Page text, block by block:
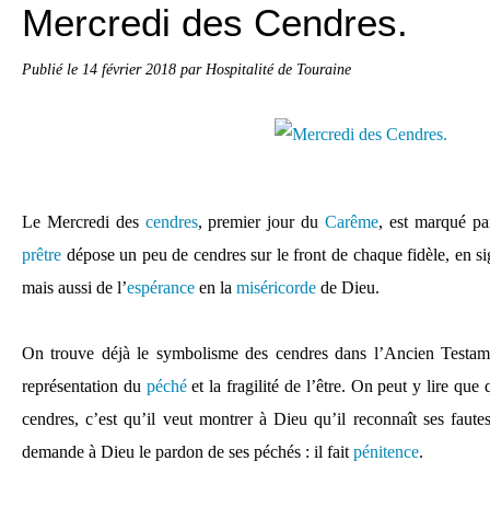
Mercredi des Cendres.
Publié le 14 février 2018 par Hospitalité de Touraine
Le Mercredi des cendres, premier jour duCarême, est marqué
prêtre dépose un peu de cendres sur le front de chaque fidèle, en
mais aussi de l’espérance en la miséricorde de Dieu.
On trouve déjà le symbolisme des cendres dans l’Ancien
représentation du péchéet la fragilité de l’être. On peut y lire que
cendres, c’est qu’il veut montrer à Dieu qu’il reconnaît ses
demande à Dieu le pardon de ses péchés : il fait pénitence.